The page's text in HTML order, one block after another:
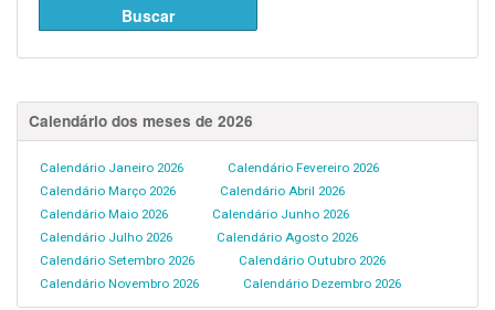
Calendário dos meses de 2026
Calendário Janeiro 2026
Calendário Fevereiro 2026
Calendário Março 2026
Calendário Abril 2026
Calendário Maio 2026
Calendário Junho 2026
Calendário Julho 2026
Calendário Agosto 2026
Calendário Setembro 2026
Calendário Outubro 2026
Calendário Novembro 2026
Calendário Dezembro 2026